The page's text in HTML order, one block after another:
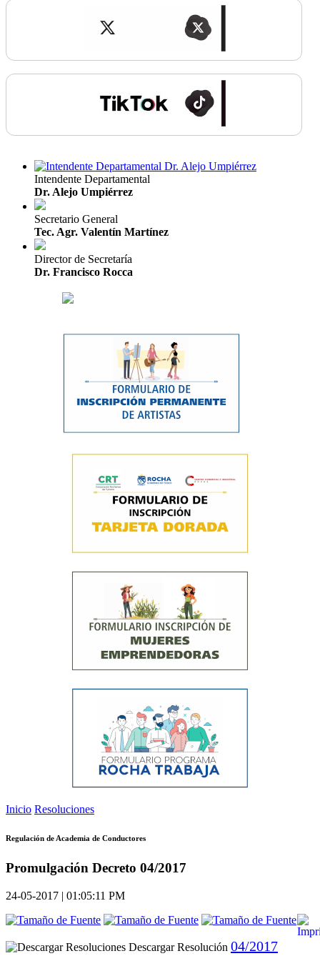
Intendente Departamental
Dr. Alejo Umpiérrez
Secretario General
Tec. Agr. Valentín Martínez
Director de Secretaría
Dr. Francisco Rocca
Inicio Resoluciones
Regulación de Academia de Conductores
Promulgación Decreto 04/2017
24-05-2017 | 01:05:11 PM
Descargar Resolución 04/2017